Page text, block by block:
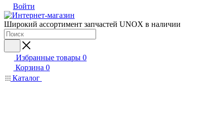
Войти
Широкий ассортимент запчастей UNOX в наличии
Избранные товары 0
Корзина 0
Каталог